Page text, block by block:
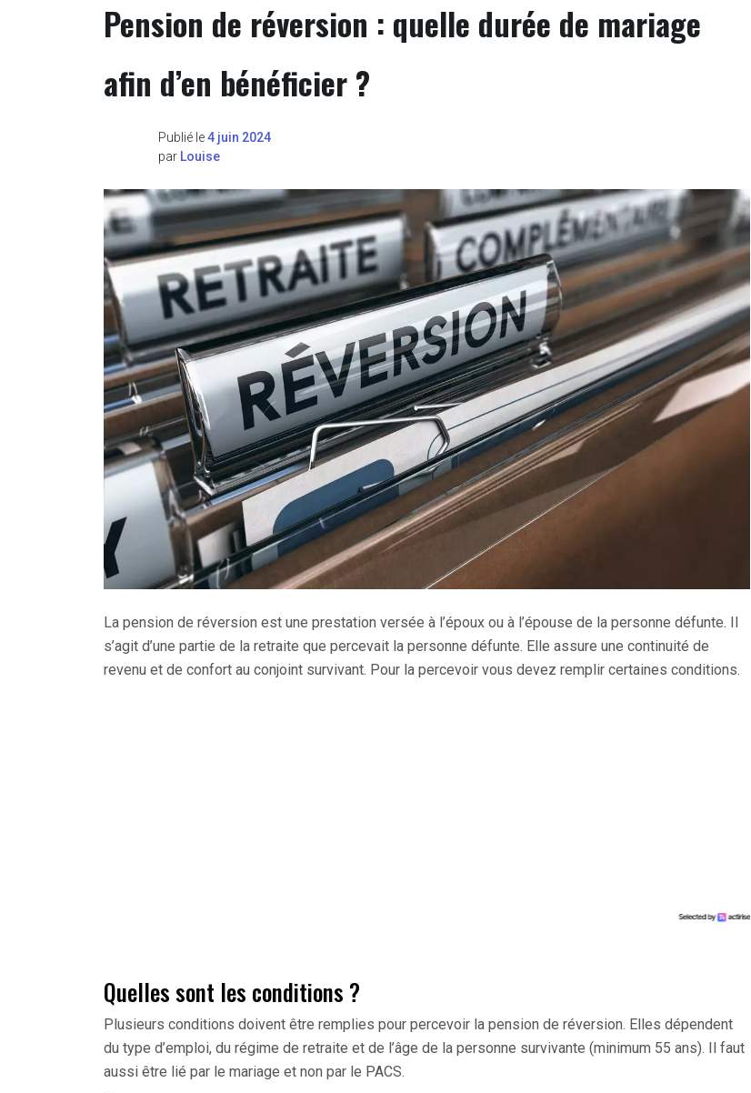
Pension de réversion : quelle durée de mariage
afin d’en bénéficier ?
Publié le4 juin 2024
par Louise
La pension de réversion est une prestation versée à l’époux ou à l’épouse de la personne défunte. Il
s’agit d’une partie de la retraite que percevait la personne défunte. Elle assure une continuité de
revenu et de confort au conjoint survivant. Pour la percevoir vous devez remplir certaines conditions.
Quelles sont les conditions ?
Plusieurs conditions doivent être remplies pour percevoir la pension de réversion. Elles dépendent
du type d’emploi, du régime de retraite et de l’âge de la personne survivante (minimum 55 ans). Il faut
aussi être lié par le mariage et non par le PACS.